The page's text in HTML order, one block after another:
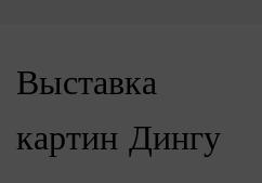
Выставка
картин Дингу